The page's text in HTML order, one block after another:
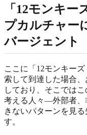
「12モンキ
プカルチャー
バージェント
ここに「12モンキー
索して到達した場合
しており、そこでは
考える人々—外部者、
きないパターンを見
す。